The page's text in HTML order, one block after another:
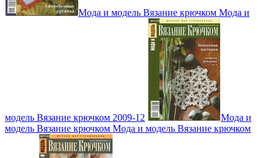
Мода и модель Вязание крючком Мода и
модель Вязание крючком 2009-12
Мода и
модель Вязание крючком Мода и модель Вязание крючком